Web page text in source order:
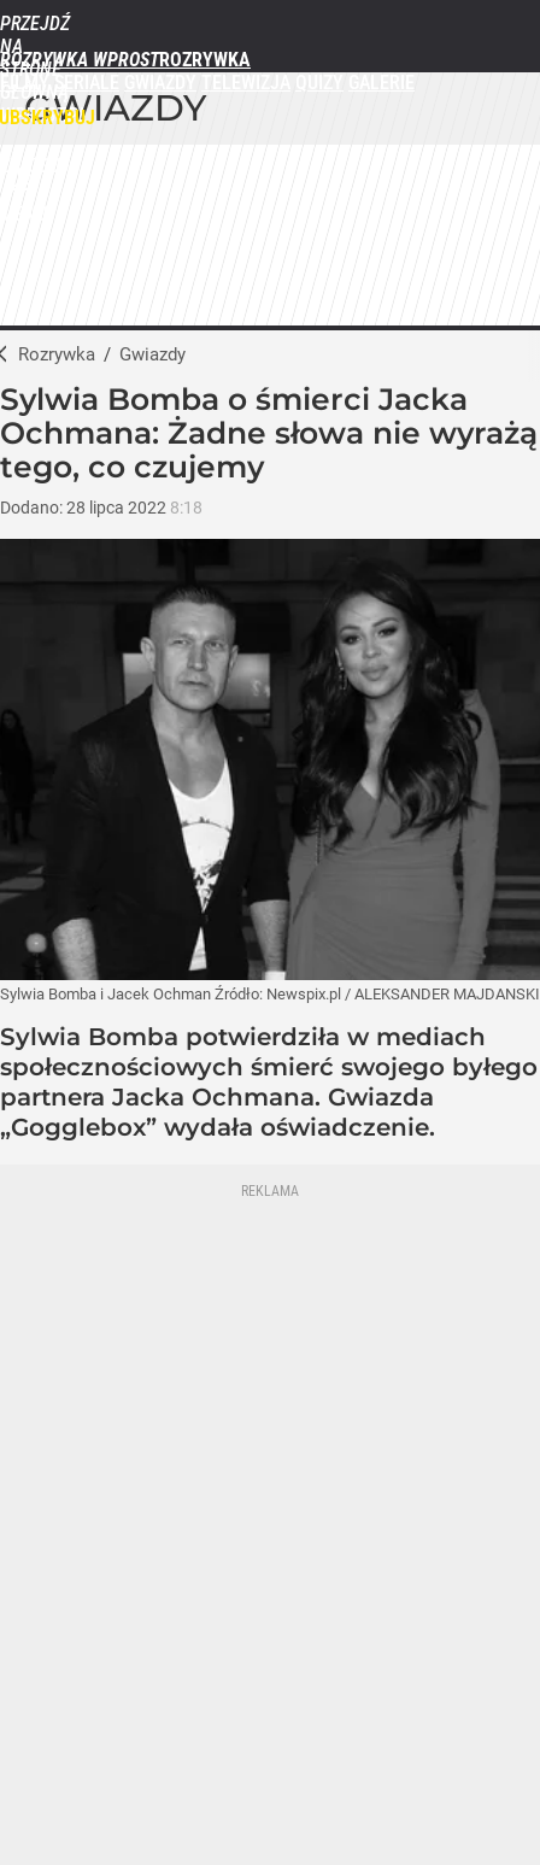
PRZEJDŹ
NA
STRONĘ
GŁÓWNĄ
WPROST.PL
ROZRYWKA WPROST
GWIAZDY
Rozrywka / Gwiazdy
Sylwia Bomba o śmierci Jacka
Ochmana: Żadne słowa nie wyrażą
tego, co czujemy
Dodano:28 lipca 2022 8:18
Sylwia Bomba i Jacek Ochman Źródło: Newspix.pl / ALEKSANDER MAJDANSKI
Sylwia Bomba potwierdziła w mediach
społecznościowych śmierć swojego byłego
partnera Jacka Ochmana. Gwiazda
„Gogglebox” wydała oświadczenie.